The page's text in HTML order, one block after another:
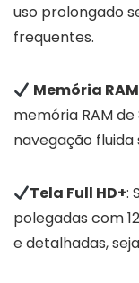
uso prolongado
frequentes.
Memória
memória RAM
navegação
Tela Full HD+:
polegadas com
e detalhadas,